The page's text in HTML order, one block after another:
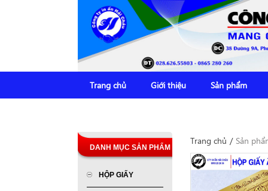
Trang chủ Giới thiệu Sản phẩm
DANH MỤC SẢN PHẨM
HỘP GIẤY
Trang chủ / Sản